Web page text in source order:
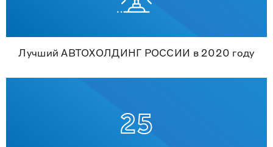
Лучший АВТОХОЛДИНГ РОССИИ в 2020 году